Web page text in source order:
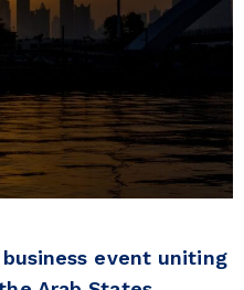
event uniting